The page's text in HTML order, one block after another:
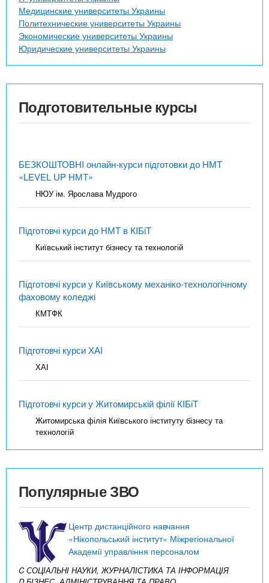
Медицинские университеты Украины
Политехнические университеты Украины
Экономические университеты Украины
Юридические университеты Украины
Подготовительные курсы
БЕЗКОШТОВНІ онлайн-курси підготовки до НМТ
«LEVEL UP НМТ»
НЮУ ім. Ярослава Мудрого
Підготовчі курси до НМТ в КІБіТ
Київський інститут бізнесу та технологій
Підготовчі курси у Київському механіко-технологічному
фаховому коледжі
КМТФК
Підготовчі курси ХАІ
ХАІ
Підготовчі курси у Житомирській філії КІБіТ
Житомирська філія Київського інституту бізнесу та
технологій
Популярные ЗВО
Центр дистанційного навчання
«Нікопольський інститут» Міжрегіональної
Академії управління персоналом
C СОЦІАЛЬНІ НАУКИ, ЖУРНАЛІСТИКА ТА ІНФОРМАЦІЯ